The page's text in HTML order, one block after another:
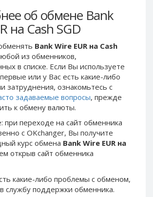
об обмене Bank
на Cash SGD
Bank Wire EUR на Cash
из обменников,
в списке. Если Вы используете
или у Вас есть какие-либо
затруднения, ознакомьтесь с
задаваемые вопросы, прежде
к обмену валюты.
при переходе на сайт обменника
c OKchanger, Вы получите
курс обмена Bank Wire EUR на
открыв сайт обменника
какие-либо проблемы с обменом,
службу поддержки обменника.
Skril USD
Skril EUR
Skril INR
Skril GBP
Skril AUD
Skril NOK
Paxum USD
Paxum EUR
Epay USD
Phone Balance RUB